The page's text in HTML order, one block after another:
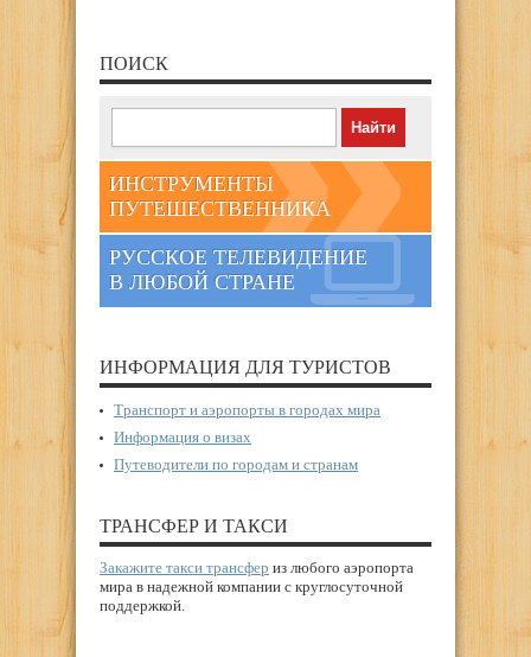
ПОИСК
ИНСТРУМЕНТЫ
ПУТЕШЕСТВЕННИКА
РУССКОЕ ТЕЛЕВИДЕНИЕ
В ЛЮБОЙ СТРАНЕ
ИНФОРМАЦИЯ ДЛЯ ТУРИСТОВ
Транспорт и аэропорты в городах мира
Информация о визах
Путеводители по городам и странам
ТРАНСФЕР И ТАКСИ
Закажите такси трансфер из любого аэропорта
мира в надежной компании с круглосуточной
поддержкой.